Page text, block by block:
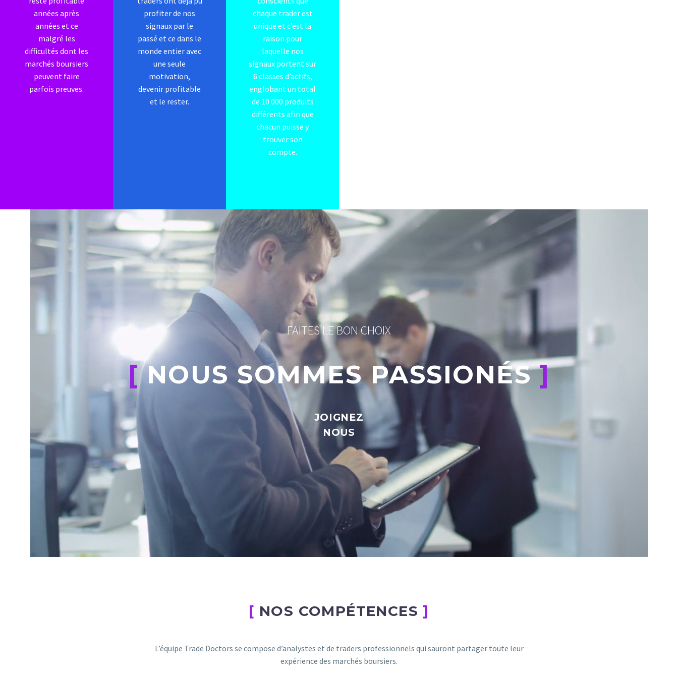
années après
années et ce
malgré les
difficultés dont les
marchés boursiers
peuvent faire
parfois preuves.
profiter de nos
signaux par le
passé et ce dans le
monde entier avec
une seule
motivation,
devenir profitable
et le rester.
chaque trader est
unique et c’est la
raison pour
laquelle nos
signaux portent sur
6 classes d’actifs,
englobant un total
de 10 000 produits
différents afin que
chacun puisse y
trouver son
compte.
FAITES LE BON CHOIX
[NOUS SOMMES PASSIONÉS]
JOIGNEZ
NOUS
[ NOS COMPÉTENCES ]
L’équipe Trade Doctors se compose d’analystes et de traders professionnels qui sauront partager toute leur
expérience des marchés boursiers.